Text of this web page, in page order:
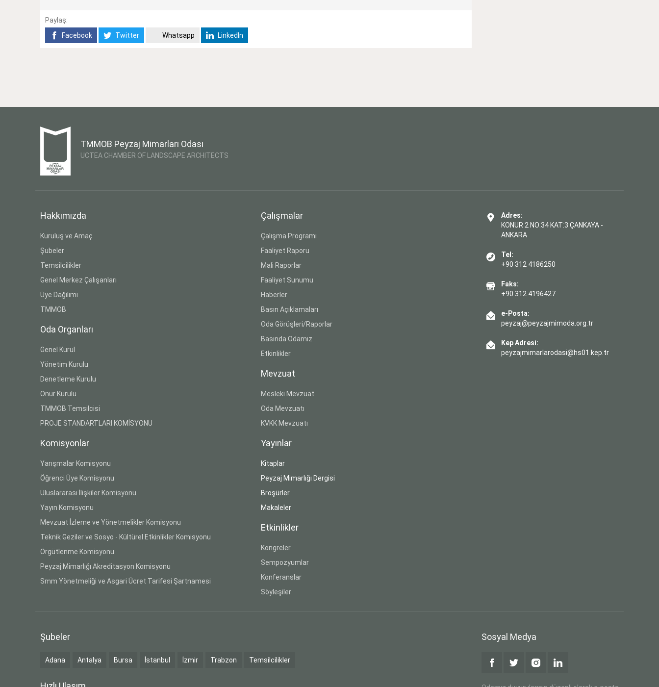
Paylaş:
Facebook
Twitter Whatsapp LinkedIn
TMMOB Peyzaj Mimarları Odası
UCTEA CHAMBER OF LANDSCAPE ARCHITECTS
Hakkımızda
Kuruluş ve Amaç
Şubeler
Temsilcilikler
Genel Merkez Çalışanları
Üye Dağılımı
TMMOB
Oda Organları
Genel Kurul
Yönetim Kurulu
Denetleme Kurulu
Onur Kurulu
TMMOB Temsilcisi
PROJE STANDARTLARI KOMİSYONU
Komisyonlar
Yarışmalar Komisyonu
Öğrenci Üye Komisyonu
Uluslararası İlişkiler Komisyonu
Yayın Komisyonu
Mevzuat İzleme ve Yönetmelikler Komisyonu
Teknik Geziler ve Sosyo - Kültürel Etkinlikler Komisyonu
Örgütlenme Komisyonu
Peyzaj Mimarlığı Akreditasyon Komisyonu
Smm Yönetmeliği ve Asgari Ücret Tarifesi Şartnamesi
Çalışmalar
Çalışma Programı
Faaliyet Raporu
Mali Raporlar
Faaliyet Sunumu
Haberler
Basın Açıklamaları
Oda Görüşleri/Raporlar
Basında Odamız
Etkinlikler
Mevzuat
Mesleki Mevzuat
Oda Mevzuatı
KVKK Mevzuatı
Yayınlar
Kitaplar
Peyzaj Mimarlığı Dergisi
Broşürler
Makaleler
Etkinlikler
Kongreler
Sempozyumlar
Konferanslar
Söyleşiler
Adres:
KONUR 2 NO:34 KAT:3 ÇANKAYA -
ANKARA
Tel:
+90 312 4186250
Faks:
+90 312 4196427
e-Posta:
peyzaj@peyzajmimoda.org.tr
Kep Adresi:
peyzajmimarlarodasi@hs01.kep.tr
Şubeler
Adana Antalya Bursa İstanbul İzmir Trabzon Temsilcilikler
Sosyal Medya